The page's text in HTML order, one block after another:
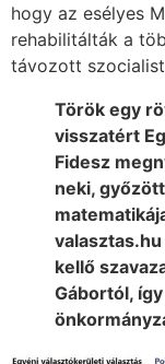
hogy az esélyes
rehabilitálták a
távozott
Török egy
visszatért
Fidesz
neki,
kellő
Gábortól,